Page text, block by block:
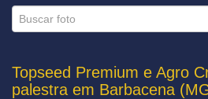
Topseed Premium e Agro
palestra em Barbacena